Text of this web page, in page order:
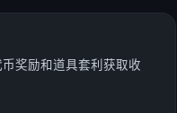
奖励和道具套利获取收